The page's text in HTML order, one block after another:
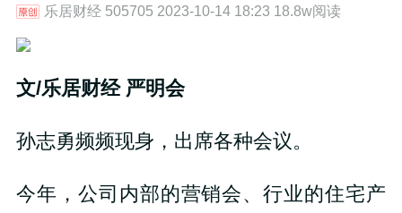
乐居财经 505705 2023-10-14 18:23 18.8w阅读
文/乐居财经 严明会
孙志勇频频现身，出席各种会议。
今年，公司内部的营销会、行业的住宅产